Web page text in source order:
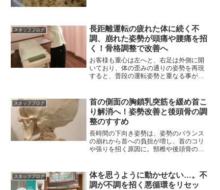
スタッフブログ
長距離運転の疲れた体に続く不
調、崩れた姿勢が頭痛や腰痛を招
く！骨格調整で改善へ
お客様も重心は左へと、右足は外側に開
いており、体の歪みの通りの姿勢を再現
すると、普段の運転姿勢と重なる事が明
スタッフブログ
首の側面の胸鎖乳突筋を緩め首こ
り解消へ！姿勢改善と後頭骨の調
整のすすめ
長時間の下向き姿勢は、姿勢のバランス
の崩れから首への負担が増し、首のコリ
や張りを招く原因に。頸椎や後頭骨の歪
スタッフブログ
体を思うように動かせない…。不
調が不調を招く悪循環をリセッ